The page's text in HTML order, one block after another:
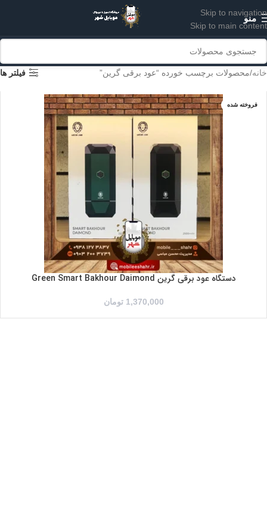
Skip to navigation
Skip to main content
منو
خانه محصولات برچسب خورده “عود برقی گرین” فیلتر ها
فروخته شده
دستگاه عود برقی گرین Green Smart Bakhour Daimond
1,370,000 تومان